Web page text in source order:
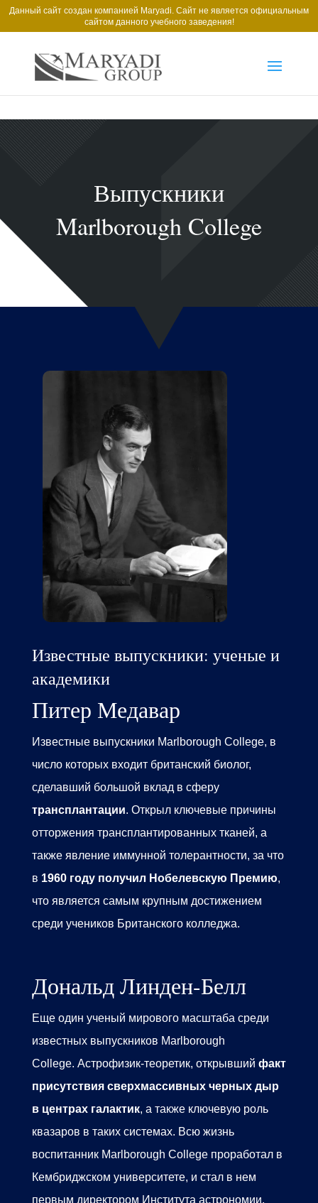
Данный сайт создан компанией Maryadi. Сайт не является официальным
сайтом данного учебного заведения!
Выпускники
Marlborough College
Известные выпускники: ученые и
академики
Питер Медавар
Известные выпускники Marlborough College, в
число которых входит британский биолог,
сделавший большой вклад в сферу
трансплантации. Открыл ключевые причины
отторжения трансплантированных тканей, а
также явление иммунной толерантности, за что
в 1960 году получил Нобелевскую Премию,
что является самым крупным достижением
среди учеников Британского колледжа.
Дональд Линден-Белл
Еще один ученый мирового масштаба среди
известных выпускников Marlborough
College. Астрофизик-теоретик, открывший факт
присутствия сверхмассивных черных дыр
в центрах галактик, а также ключевую роль
квазаров в таких системах. Всю жизнь
воспитанник Marlborough College проработал в
Кембриджском университете, и стал в нем
первым директором Института астрономии.